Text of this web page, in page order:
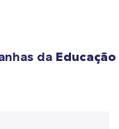
da Educação